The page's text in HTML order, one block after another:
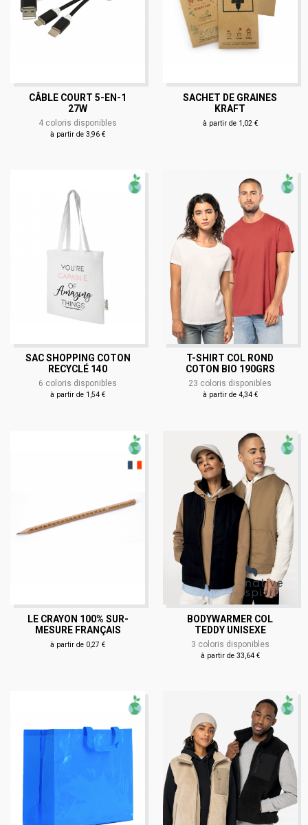
CÂBLE COURT 5-EN-1
27W
4 coloris disponibles
à partir de 3,96 €
SACHET DE GRAINES
KRAFT
à partir de 1,02 €
SAC SHOPPING COTON
RECYCLÉ 140
6 coloris disponibles
à partir de 1,54 €
T-SHIRT COL ROND
COTON BIO 190GRS
23 coloris disponibles
à partir de 4,34 €
LE CRAYON 100% SUR-
MESURE FRANÇAIS
à partir de 0,27 €
BODYWARMER COL
TEDDY UNISEXE
3 coloris disponibles
à partir de 33,64 €